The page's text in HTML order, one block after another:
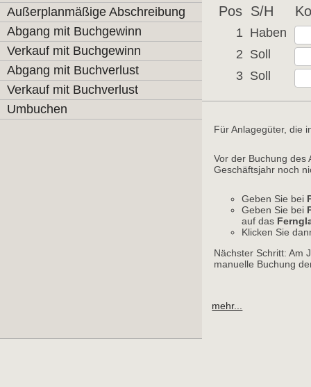
Außerplanmäßige Abschreibung
Abgang mit Buchgewinn
Verkauf mit Buchgewinn
Abgang mit Buchverlust
Verkauf mit Buchverlust
Umbuchen
Pos S/H
1 Haben
2 Soll
3 Soll
Für Anlagegüter, die
Vor der Buchung des
Geschäftsjahr noch
Geben Sie bei
Geben Sie bei
auf das
Klicken Sie
Nächster Schritt: Am
manuelle Buchung
mehr...